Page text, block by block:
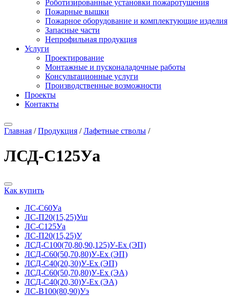
Роботизированные установки пожаротушения
Пожарные вышки
Пожарное оборудование и комплектующие изделия
Запасные части
Непрофильная продукция
Услуги
Проектирование
Монтажные и пусконаладочные работы
Консультационные услуги
Производственные возможности
Проекты
Контакты
Главная /Продукция /Лафетные стволы /
ЛСД-С125Уа
Как купить
ЛС-С60Уа
ЛС-П20(15,25)Уш
ЛС-С125Уа
ЛС-П20(15,25)У
ЛСД-С100(70,80,90,125)У-Ех (ЭП)
ЛСД-С60(50,70,80)У-Ех (ЭП)
ЛСД-С40(20,30)У-Ех (ЭП)
ЛСД-С60(50,70,80)У-Ех (ЭА)
ЛСД-С40(20,30)У-Ех (ЭА)
ЛС-В100(80,90)Уэ